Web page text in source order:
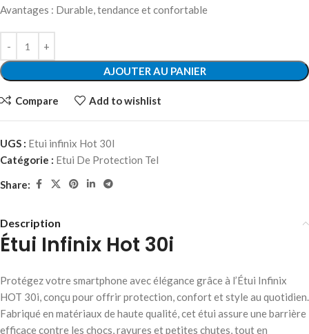
Avantages : Durable, tendance et confortable
AJOUTER AU PANIER
Compare Add to wishlist
UGS : Etui infinix Hot 30I
Catégorie : Etui De Protection Tel
Share:
Description
Étui Infinix Hot 30i
Protégez votre smartphone avec élégance grâce à l’Étui Infinix
HOT 30i, conçu pour offrir protection, confort et style au quotidien.
Fabriqué en matériaux de haute qualité, cet étui assure une barrière
efficace contre les chocs, rayures et petites chutes, tout en